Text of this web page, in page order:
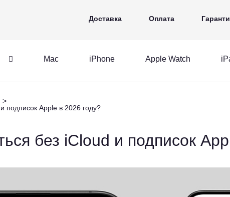
Apple Watch Гаджеты
Доставка Оплата
Mac iPhone Apple Watch
подписок Apple в 2026 году?
без iCloud и подписок